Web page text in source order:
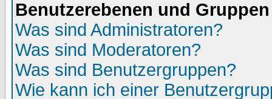
Benutzerebenen und Gruppen
Was sind Administratoren?
Was sind Moderatoren?
Was sind Benutzergruppen?
Wie kann ich einer